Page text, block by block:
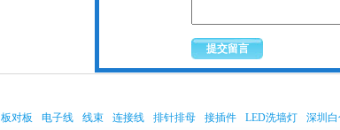
板对板 电子线 线束 连接线 排针排母 接插件 LED洗墙灯 深圳